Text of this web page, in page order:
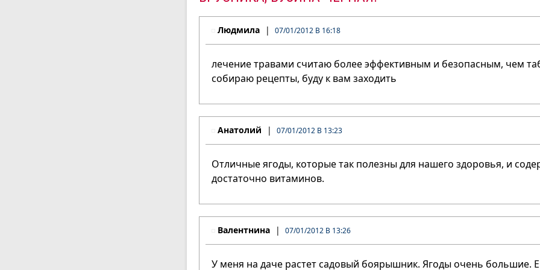
Людмила 07/01/2012 В 16:18
лечение травами считаю более эффективным и безопасным, чем
собираю рецепты, буду к вам заходить
Анатолий 07/01/2012 В 13:23
Отличные ягоды, которые так полезны для нашего здоровья, и
достаточно витаминов.
Валентнина 07/01/2012 В 13:26
У меня на даче растет садовый боярышник. Ягоды очень большие.